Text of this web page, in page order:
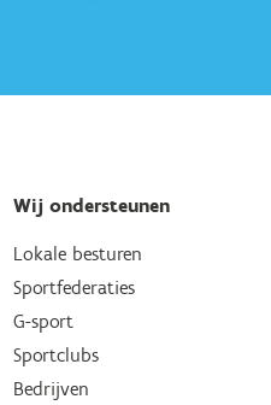
Wij ondersteunen
Lokale besturen
Sportfederaties
G-sport
Sportclubs
Bedrijven